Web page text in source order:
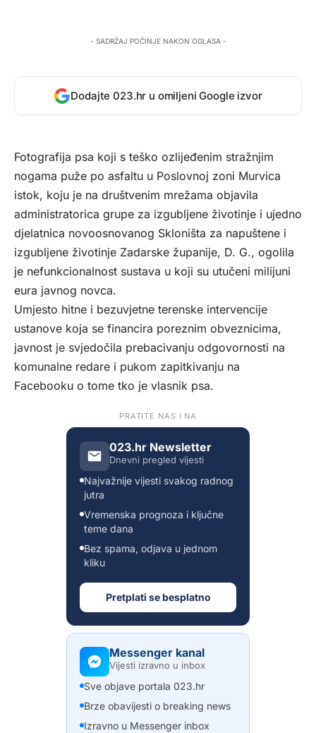
- SADRŽAJ POČINJE NAKON OGLASA -
Dodajte 023.hr u omiljeni Google izvor
Fotografija psa koji s teško ozlijeđenim stražnjim
nogama puže po asfaltu u Poslovnoj zoni Murvica
istok, koju je na društvenim mrežama objavila
administratorica grupe za izgubljene životinje i ujedno
djelatnica novoosnovanog Skloništa za napuštene i
izgubljene životinje Zadarske županije, D. G., ogolila
je nefunkcionalnost sustava u koji su utučeni milijuni
eura javnog novca.
Umjesto hitne i bezuvjetne terenske intervencije
ustanove koja se financira poreznim obveznicima,
javnost je svjedočila prebacivanju odgovornosti na
komunalne redare i pukom zapitkivanju na
Facebooku o tome tko je vlasnik psa.
PRATITE NAS I NA
023.hr Newsletter
Dnevni pregled vijesti
Najvažnije vijesti svakog radnog
jutra
Vremenska prognoza i ključne
teme dana
Bez spama, odjava u jednom
kliku
Pretplati se besplatno
Messenger kanal
Vijesti izravno u inbox
Sve objave portala 023.hr
Brze obavijesti o breaking news
Izravno u Messenger inbox